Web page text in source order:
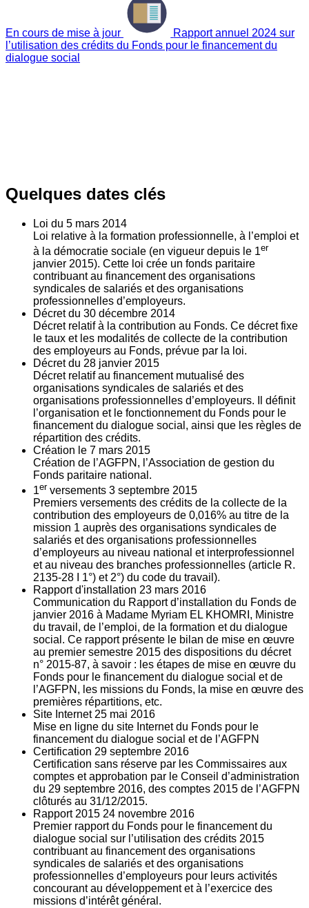
En cours de mise à jour
Rapport annuel 2024 sur
l’utilisation des crédits du Fonds pour le financement du
dialogue social
Quelques dates clés
Loi du 5 mars 2014
Loi relative à la formation professionnelle, à l’emploi et
à la démocratie sociale (en vigueur depuis le 1er
janvier 2015). Cette loi crée un fonds paritaire
contribuant au financement des organisations
syndicales de salariés et des organisations
professionnelles d’employeurs.
Décret du 30 décembre 2014
Décret relatif à la contribution au Fonds. Ce décret fixe
le taux et les modalités de collecte de la contribution
des employeurs au Fonds, prévue par la loi.
Décret du 28 janvier 2015
Décret relatif au financement mutualisé des
organisations syndicales de salariés et des
organisations professionnelles d’employeurs. Il définit
l’organisation et le fonctionnement du Fonds pour le
financement du dialogue social, ainsi que les règles de
répartition des crédits.
Création le 7 mars 2015
Création de l’AGFPN, l’Association de gestion du
Fonds paritaire national.
1er versements 3 septembre 2015
Premiers versements des crédits de la collecte de la
contribution des employeurs de 0,016% au titre de la
mission 1 auprès des organisations syndicales de
salariés et des organisations professionnelles
d’employeurs au niveau national et interprofessionnel
et au niveau des branches professionnelles (article R.
2135‐28 I 1°) et 2°) du code du travail).
Rapport d'installation 23 mars 2016
Communication du Rapport d’installation du Fonds de
janvier 2016 à Madame Myriam EL KHOMRI, Ministre
du travail, de l’emploi, de la formation et du dialogue
social. Ce rapport présente le bilan de mise en œuvre
au premier semestre 2015 des dispositions du décret
n° 2015-87, à savoir : les étapes de mise en œuvre du
Fonds pour le financement du dialogue social et de
l’AGFPN, les missions du Fonds, la mise en œuvre des
premières répartitions, etc.
Site Internet 25 mai 2016
Mise en ligne du site Internet du Fonds pour le
financement du dialogue social et de l’AGFPN
Certification 29 septembre 2016
Certification sans réserve par les Commissaires aux
comptes et approbation par le Conseil d’administration
du 29 septembre 2016, des comptes 2015 de l’AGFPN
clôturés au 31/12/2015.
Rapport 2015 24 novembre 2016
Premier rapport du Fonds pour le financement du
dialogue social sur l’utilisation des crédits 2015
contribuant au financement des organisations
syndicales de salariés et des organisations
professionnelles d’employeurs pour leurs activités
concourant au développement et à l’exercice des
missions d’intérêt général.